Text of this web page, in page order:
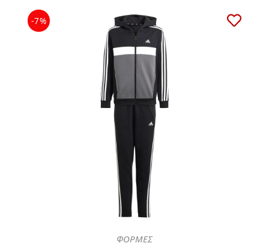
-7%
ΦΟΡΜΕΣ